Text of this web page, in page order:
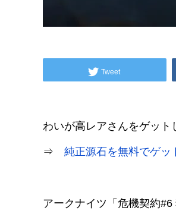
Tweet
わいが高レアさんをゲット
⇒ 純正源石を無料でゲッ
アークナイツ「危機契約